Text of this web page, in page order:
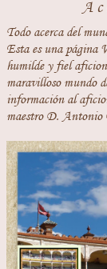
Todo acerca del
Esta es una página
humilde y fiel
maravilloso mundo
información al
maestro D. Antonio